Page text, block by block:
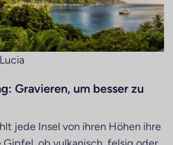
Gravieren, um besser zu
jede Insel von ihren Höhen ihre